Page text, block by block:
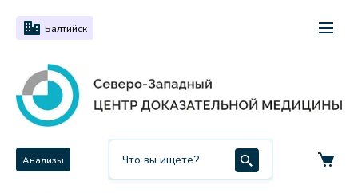
Балтийск
Анализы